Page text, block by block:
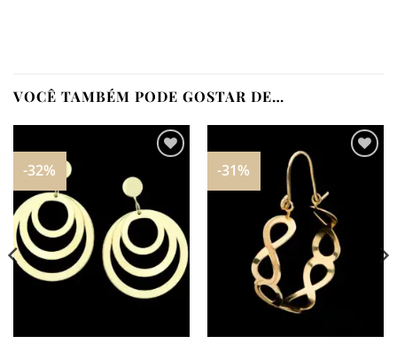
VOCÊ TAMBÉM PODE GOSTAR DE…
-32%
desejos
-31%